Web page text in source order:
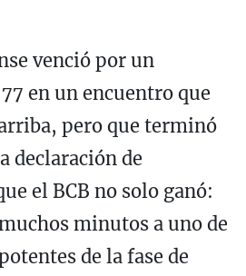
venció por un
en un encuentro que
pero que terminó
declaración de
el BCB no solo ganó:
minutos a uno de
de la fase de